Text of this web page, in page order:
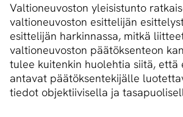
Valtioneuvoston yleisistunto
valtioneuvoston esittelijän
esittelijän harkinnassa, mitkä
valtioneuvoston päätöksenteon
tulee kuitenkin huolehtia siitä, että
antavat päätöksentekijälle
tiedot objektiivisella ja